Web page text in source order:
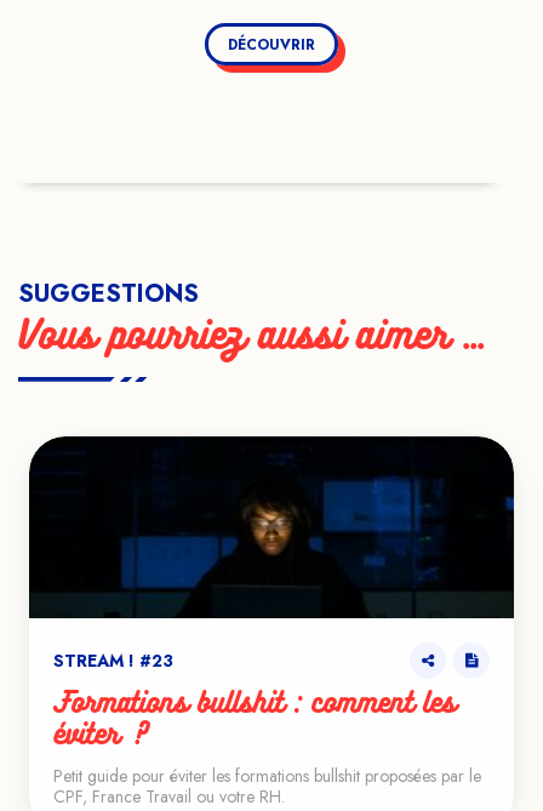
DÉCOUVRIR
SUGGESTIONS
Vous pourriez aussi aimer ...
VOIR LE TEASER
STREAM ! #23
Formations bullshit : comment les
éviter ?
Petit guide pour éviter les formations bullshit proposées par le
CPF, France Travail ou votre RH.